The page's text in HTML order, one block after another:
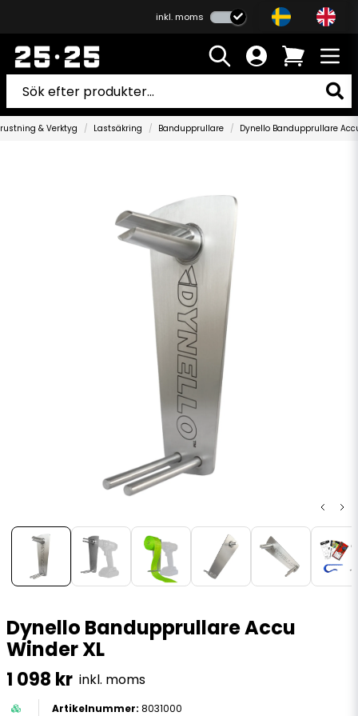
inkl. moms
& Verktyg Lastsäkring Bandupprullare Dynello Bandupprullare
Dynello Bandupprullare Accu
Winder XL
1 098 kr inkl. moms
8031000